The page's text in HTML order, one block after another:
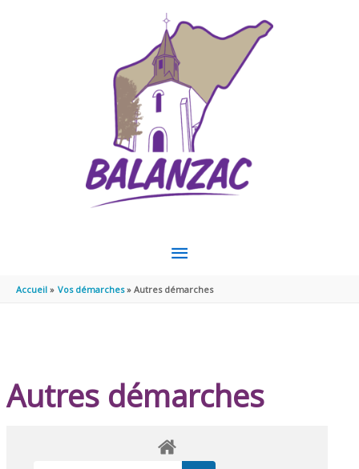
MENU
PRINCIPAL
Accueil Vos démarches Autres démarches
Autres démarches